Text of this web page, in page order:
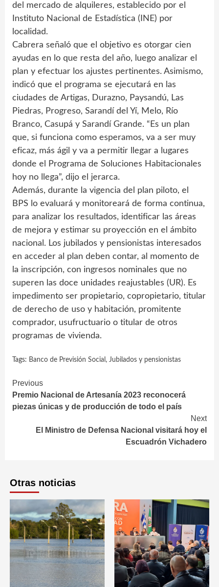
del mercado de alquileres, establecido por el
Instituto Nacional de Estadística (INE) por
localidad.
Cabrera señaló que el objetivo es otorgar cien
ayudas en lo que resta del año, luego analizar el
plan y efectuar los ajustes pertinentes. Asimismo,
indicó que el programa se ejecutará en las
ciudades de Artigas, Durazno, Paysandú, Las
Piedras, Progreso, Sarandí del Yí, Melo, Río
Branco, Casupá y Sarandí Grande. “Es un plan
que, si funciona como esperamos, va a ser muy
eficaz, más ágil y va a permitir llegar a lugares
donde el Programa de Soluciones Habitacionales
hoy no llega”, dijo el jerarca.
Además, durante la vigencia del plan piloto, el
BPS lo evaluará y monitoreará de forma continua,
para analizar los resultados, identificar las áreas
de mejora y estimar su proyección en el ámbito
nacional. Los jubilados y pensionistas interesados
en acceder al plan deben contar, al momento de
la inscripción, con ingresos nominales que no
superen las doce unidades reajustables (UR). Es
impedimento ser propietario, copropietario, titular
de derecho de uso y habitación, promitente
comprador, usufructuario o titular de otros
programas de vivienda.
Tags: Banco de Previsión Social , Jubilados y pensionistas
Continue
Reading
Previous
Premio Nacional de Artesanía 2023 reconocerá
piezas únicas y de producción de todo el país
Next
El Ministro de Defensa Nacional visitará hoy el
Escuadrón Vichadero
Otras noticias